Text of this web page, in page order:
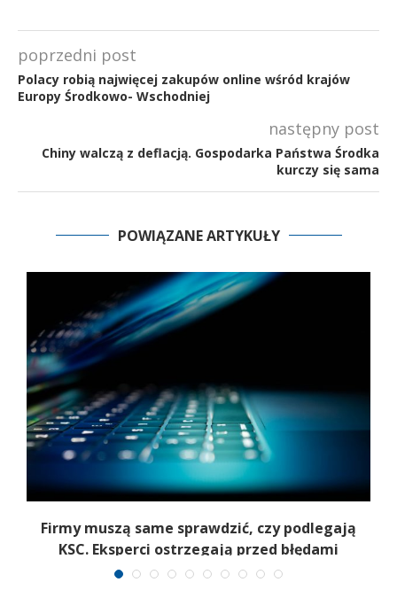
poprzedni post
Polacy robią najwięcej zakupów online wśród krajów
Europy Środkowo- Wschodniej
następny post
Chiny walczą z deflacją. Gospodarka Państwa Środka
kurczy się sama
POWIĄZANE ARTYKUŁY
Firmy muszą same sprawdzić, czy podlegają
KSC. Eksperci ostrzegają przed błędami